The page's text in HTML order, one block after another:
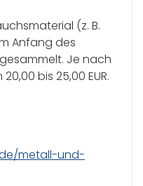
(z. B.
Anfang des
Je nach
bis 25,00 EUR.
metall-und-